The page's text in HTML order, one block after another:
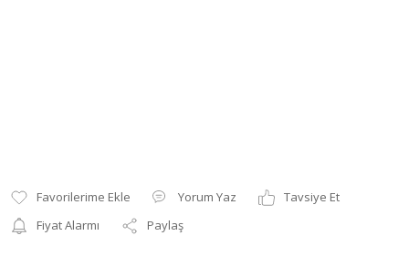
Yorum Yaz
Tavsiye Et
Fiyat Alarmı
Paylaş